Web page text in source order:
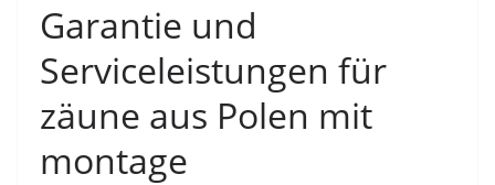
Garantie und
Serviceleistungen für
zäune aus Polen mit
montage